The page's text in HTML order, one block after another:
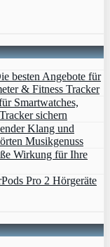
besten Angebote für
& Fitness Tracker
Smartwatches,
sichern
Klang und
Musikgenuss
Wirkung für Ihre
Pro 2 Hörgeräte